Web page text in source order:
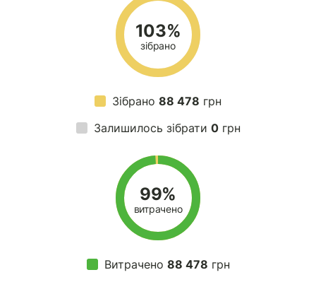
103%
зібрано
Зібрано 88 478 грн
Залишилось зібрати 0грн
99%
витрачено
Витрачено 88 478 грн